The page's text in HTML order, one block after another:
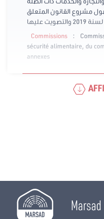
مشروع القانون المتعلق
Commissions
:
sécurité alimentaire, du
annexes
Marsad